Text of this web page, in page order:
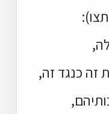
זה כנגד זה,